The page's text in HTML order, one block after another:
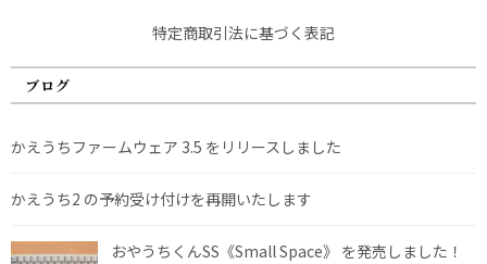
特定商取引法に基づく表記
ブログ
かえうちファームウェア 3.5 をリリースしました
かえうち2 の予約受け付けを再開いたします
おやうちくんSS《Small Space》 を発売しました！